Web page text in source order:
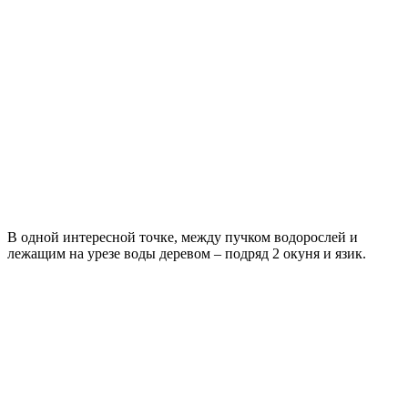
В одной интересной точке, между пучком водорослей и
лежащим на урезе воды деревом – подряд 2 окуня и язик.